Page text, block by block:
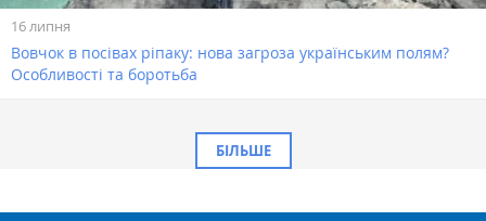
16 липня
Вовчок в посівах ріпаку: нова загроза українським полям?
Особливості та боротьба
БІЛЬШЕ